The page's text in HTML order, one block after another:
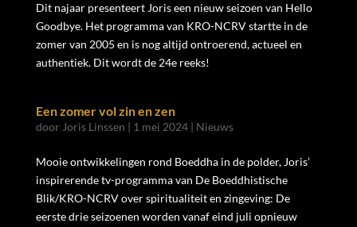
Dit najaar presenteert Joris een nieuw seizoen van Hello
Goodbye. Het programma van KRO-NCRV startte in de
zomer van 2005 en is nog altijd ontroerend, actueel en
authentiek. Dit wordt de 24e reeks!
Een zomer vol zin en zen
door Joris Linssen | 1 mei 2024| Nieuws
Mooie ontwikkelingen rond Boeddha in de polder, Joris’
inspirerende tv-programma van De Boeddhistische
Blik/KRO-NCRV over spiritualiteit en zingeving: De
eerste drie seizoenen worden vanaf eind juli opnieuw